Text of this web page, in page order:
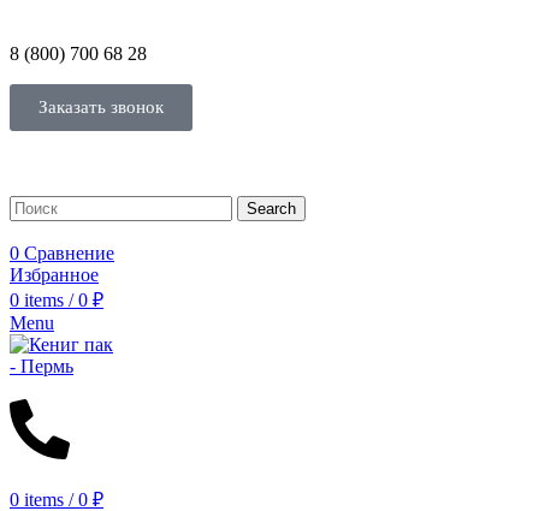
8 (800) 700 68 28
Заказать звонок
Search
0 Сравнение
Избранное
0 items / 0 ₽
Menu
0 items / 0 ₽